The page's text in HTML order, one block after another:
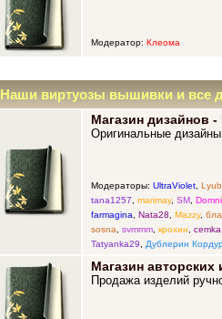
Модератор: Клеома
Наши виртуозы вышивки и все
Магазин дизайнов
Оригинальные
Модераторы: UltraViolet,
tana1257, marimay, SM,
farmagina, Nata28, Mazzy,
sosna, svmmm, крохин, cemka,
Tatyanka29, Дублерин
Магазин авторских
Продажа изделий